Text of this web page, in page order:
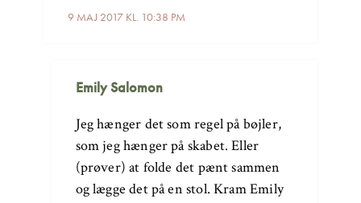
9 MAJ 2017 KL. 10:38 PM
Emily Salomon
Jeg hænger det som regel på bøjler,
som jeg hænger på skabet. Eller
(prøver) at folde det pænt sammen
og lægge det på en stol. Kram Emily